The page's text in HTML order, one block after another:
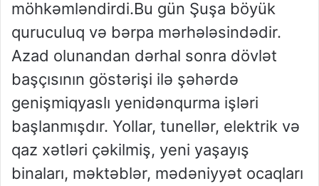
möhkəmləndirdi.Bu gün Şuşa böyük
quruculuq və bərpa mərhələsindədir.
Azad olunandan dərhal sonra dövlət
başçısının göstərişi ilə şəhərdə
genişmiqyaslı yenidənqurma işləri
başlanmışdır. Yollar, tunellər, elektrik və
qaz xətləri çəkilmiş, yeni yaşayış
binaları, məktəblər, mədəniyyət ocaqları